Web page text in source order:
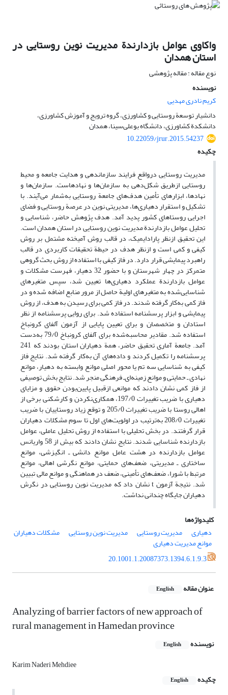
واکاوی عوامل بازدارندة مدیریت نوین روستایی در
استان همدان
نوع مقاله : مقاله پژوهشی
نویسنده
کریم نادری مهدیی
‌دانشیار توسعة روستایی و کشاورزی، گروه ترویج و آموزش کشاورزی،
دانشکدة کشاورزی، دانشگاه بوعلی‌سینا، همدان
10.22059/jrur.2015.54237
چکیده
مدیریت روستایی درواقع فرایند سازماندهی و هدایت جامعه و محیط
روستایی ازطریق شکل‌دهی به سازمان‌ها و نهادهاست. سازمان‌‌ها و
نهادها، ابزارهای تأمین هدف‌‌های جامعة روستایی به‌شمار می‌آیند. با
تشکیل و استقرار دهیاری‌‌ها، مدیریتی نوین در عرصة روستایی و فضای
اجرایی روستاهای کشور پدید آمد. هدف پژوهش حاضر، شناسایی و
تحلیل عوامل بازدارندة مدیریت نوین روستایی در استان همدان است.
این تحقیق ازنظر پارادایمیک، در قالب روش آمیخته مشتمل بر روش
کیفی و کمی است و ازنظر هدف در حیطة تحقیقات کاربردی در قالب
راهبرد پیمایشی قرار دارد. در فاز کیفی با استفاده از روش بحث گروهی
متمرکز در چهار شهرستان و با حضور 32 دهیار، فهرست مشکلات و
عوامل بازدارندة عملکرد دهیاری‌‌ها تعیین شد، سپس متغیرهای
شناسایی‌شده به متغیرهای اولیة حاصل از مرور منابع اضافه شده و در
فاز کمی به‌کار گرفته شدند. در فاز کمی برای رسیدن به هدف، از روش
پیمایشی و ابزار پرسشنامه استفاده شد. برای روایی پرسشنامه از نظر
استادان و متخصصان و برای تعیین پایایی از آزمون آلفای کرونباخ
استفاده شد. مقادیر محاسبه‌شده برای آلفای کرونباخ 79/0 به‌دست
آمد. جامعة آماری تحقیق حاضر، همة دهیاران استان بودند که 241
پرسشنامه را تکمیل کردند و داده‌های آن به‌کار گرفته شد. نتایج فاز
کیفی به شناسایی سه تم یا محور اصلی موانع وابسته به دهیار، موانع
نهادی ـ حمایتی و موانع زمینه‌‌ای‌ـ‌ فرهنگی منجر شد. نتایج بخش توصیفی
از فاز کمی نشان دادند که موانعی ازقبیل پایین‌بودن حقوق و مزایای
دهیاری با ضریب تغییرات 197/0، همکاری‌نکردن و کارشکنی برخی از
اهالی روستا با ضریب تغییرات 205/0 و توقع زیاد روستاییان با ضریب
تغییرات 208/0 به‌ترتیب در اولویت‌‌های اول تا سوم مشکلات دهیاران
قرار گرفتند. در بخش تحلیلی با استفاده از روش تحلیل عاملی، عوامل
بازدارنده شناسایی شدند. نتایج نشان دادند که بیش از 58 واریانس
عوامل بازدارنده در هشت عامل موانع دانشی ـ انگیزشی، موانع
ساختاری ـ مدیریتی، ضعف‌های حمایتی، موانع نگرشی اهالی، موانع
مرتبط با شورا، ضعف‌های تأمینی، ضعف در هماهنگی و موانع مالی تبیین
شد. نتیجة آزمون t نشان داد که مدیریت نوین روستایی در نگرش
دهیاران جایگاه چندانی نداشت.
کلیدواژه‌ها
دهیاری
مدیریت روستایی مدیریت نوین روستایی مشکلات دهیاران
موانع مدیریت دهیاری
20.1001.1.20087373.1394.6.1.9.3
عنوان مقاله English
Analyzing of barrier factors of new approach of
rural management in Hamedan province
نویسنده English
Karim Naderi Mehdiee
چکیده
English